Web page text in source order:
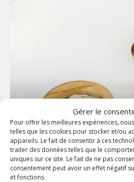
Gérer le
Pour offrir les meilleures expériences,
telles que les cookies pour stocker et/ou
appareils. Le fait de consentir à ces
traiter des données telles que le
uniques sur ce site. Le fait de ne pas
consentement peut avoir un effet négatif
et fonctions.
Messe dominicale -